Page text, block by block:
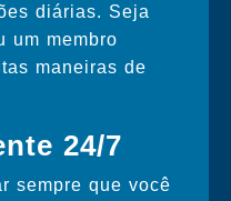
diárias. Seja
um membro
maneiras de
24/7
sempre que você